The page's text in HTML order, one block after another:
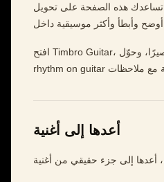
تساعدك هذه الصفحة على تحويل triplet rhythm on guitar
افتح Timbro Guitar، اختر مقطعًا قصيرًا، وحوّل triplet
أعدها إلى أغنية